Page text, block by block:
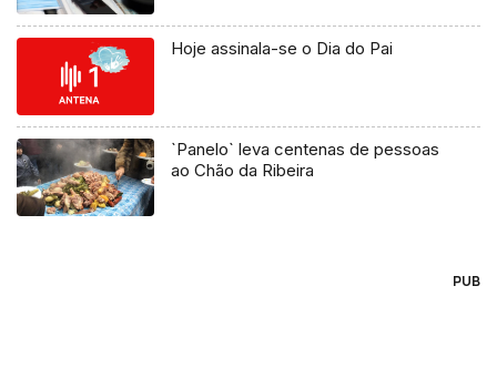
Hoje assinala-se o Dia do Pai
`Panelo` leva centenas de pessoas
ao Chão da Ribeira
PUB